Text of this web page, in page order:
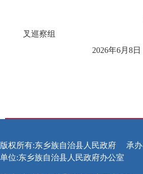
叉 巡察组
2026年6月 8日
版权所有:东乡族自治县人民政府
承办
单位:东乡族自治县人民政府办公室